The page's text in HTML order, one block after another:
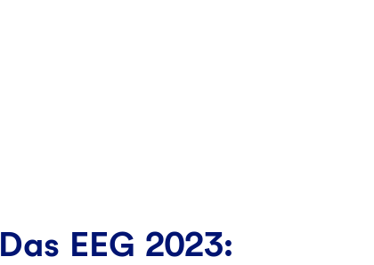
Das EEG 2023: